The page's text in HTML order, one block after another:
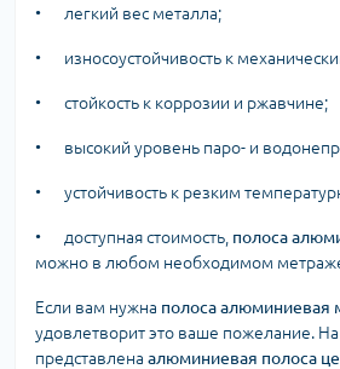
• легкий вес металла;
• износоустойчивость к
• стойкость к коррозии и ржавчине;
• высокий уровень паро- и
• устойчивость к резким
• доступная стоимость, полоса
можно в любом необходимом
Если вам нужна полоса алюминиевая
удовлетворит это ваше пожелание.
представлена алюминиевая полоса